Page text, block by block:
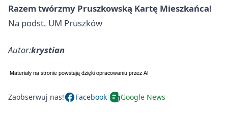
Razem twórzmy Pruszkowską Kartę Mieszkańca!
Na podst. UM Pruszków
Autor:krystian
Zaobserwuj nas! Facebook Google News